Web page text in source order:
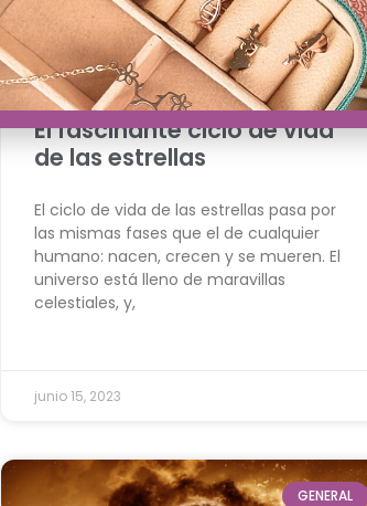
El fascinante ciclo de vida
de las estrellas
El ciclo de vida de las estrellas pasa por
las mismas fases que el de cualquier
humano: nacen, crecen y se mueren. El
universo está lleno de maravillas
celestiales, y,
junio 15, 2023
GENERAL